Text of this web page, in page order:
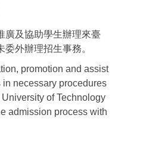
廣及協助學生辦理來臺
外辦理招生事務。
promotion and assist
necessary procedures
of Technology
admission process with